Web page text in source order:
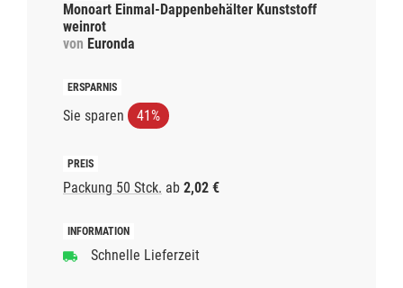
Monoart Einmal-Dappenbehälter Kunststoff
weinrot
von Euronda
Sie sparen 41%
Packung 50 Stck. ab 2,02 €
Schnelle Lieferzeit